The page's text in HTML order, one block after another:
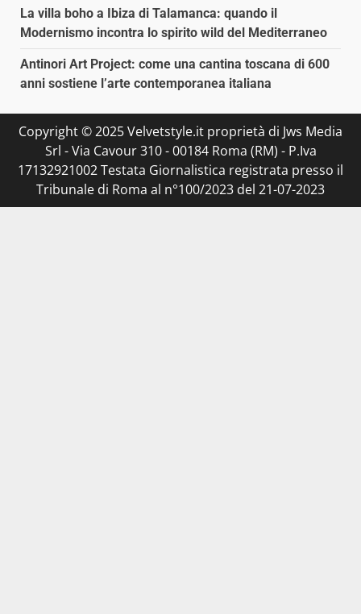
La villa boho a Ibiza di Talamanca: quando il
Modernismo incontra lo spirito wild del Mediterraneo
Antinori Art Project: come una cantina toscana di 600
anni sostiene l’arte contemporanea italiana
Copyright © 2025 Velvetstyle.it proprietà di Jws Media
Srl - Via Cavour 310 - 00184 Roma (RM) - P.Iva
17132921002 Testata Giornalistica registrata presso il
Tribunale di Roma al n°100/2023 del 21-07-2023